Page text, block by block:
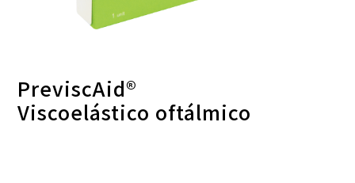
PreviscAid®
Viscoelástico oftálmico